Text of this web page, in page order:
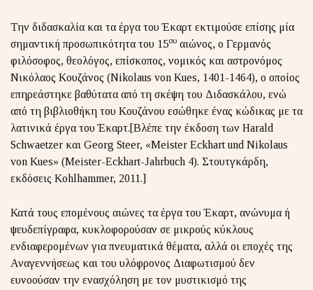
Την διδασκαλία και τα έργα του Έκαρτ εκτιμούσε επίσης μία
σημαντική προσωπικότητα του 15ου αιώνος, ο Γερμανός
φιλόσοφος, θεολόγος, επίσκοπος, νομικός και αστρονόμος
Νικόλαος Κουζάνος (Nikolaus von Kues, 1401-1464), ο οποίος
επηρεάστηκε βαθύτατα από τη σκέψη του Διδασκάλου, ενώ
από τη βιβλιοθήκη του Κουζάνου εσώθηκε ένας κώδικας με τα
λατινικά έργα του Έκαρτ.[Βλέπε την έκδοση των Harald
Schwaetzer και Georg Steer, «Meister Eckhart und Nikolaus
von Kues» (Meister-Eckhart-Jahrbuch 4). Στουτγκάρδη,
εκδόσεις Kohlhammer, 2011.]
Κατά τους επομένους αιώνες τα έργα του Έκαρτ, ανώνυμα ή
ψευδεπίγραφα, κυκλοφορούσαν σε μικρούς κύκλους
ενδιαφερομένων για πνευματικά θέματα, αλλά οι εποχές της
Αναγεννήσεως και του υλόφρονος Διαφωτισμού δεν
ευνοούσαν την ενασχόληση με τον μυστικισμό της